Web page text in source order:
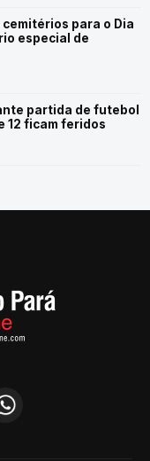
para o Dia
especial de
partida de futebol
12 ficam feridos